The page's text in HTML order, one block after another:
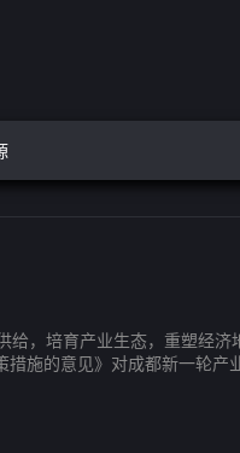
培育产业生态，重塑经济
施的意见》对成都新一轮产